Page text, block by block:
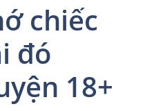
chiếc
đó
18+